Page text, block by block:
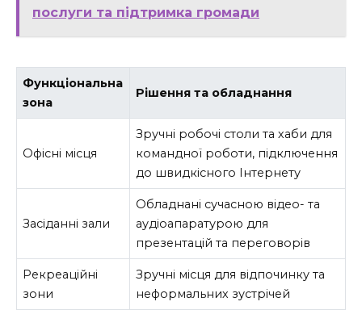
послуги та підтримка громади
Функціональна
зона
Рішення та обладнання
Офісні місця
Зручні робочі столи та хаби для
командної роботи, підключення
до швидкісного Інтернету
Засіданні зали
Обладнані сучасною відео- та
аудіоапаратурою для
презентацій та переговорів
Рекреаційні
зони
Зручні місця для відпочинку та
неформальних зустрічей